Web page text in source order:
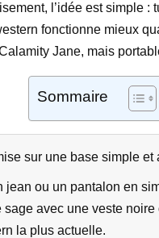
l’idée est simple
fonctionne mieux
Jane, mais
Sommaire
sur une base simple
ou un pantalon en
avec une veste noire
la plus actuelle.